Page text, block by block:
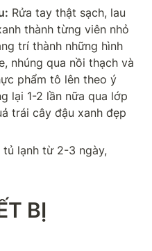
Rửa tay thật sạch, lau
thành từng viên nhỏ
trí thành những hình
nhúng qua nồi thạch và
phẩm tô lên theo ý
lại 1-2 lần nữa qua lớp
trái cây đậu xanh đẹp
lạnh từ 2-3 ngày,
BỊ